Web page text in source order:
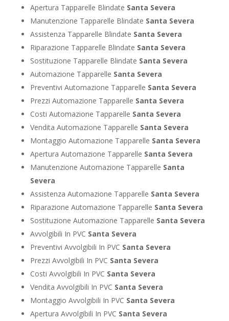
Apertura Tapparelle Blindate Santa Severa
Manutenzione Tapparelle Blindate Santa Severa
Assistenza Tapparelle Blindate Santa Severa
Riparazione Tapparelle Blindate Santa Severa
Sostituzione Tapparelle Blindate Santa Severa
Automazione Tapparelle Santa Severa
Preventivi Automazione Tapparelle Santa Severa
Prezzi Automazione Tapparelle Santa Severa
Costi Automazione Tapparelle Santa Severa
Vendita Automazione Tapparelle Santa Severa
Montaggio Automazione Tapparelle Santa Severa
Apertura Automazione Tapparelle Santa Severa
Manutenzione Automazione Tapparelle Santa
Severa
Assistenza Automazione Tapparelle Santa Severa
Riparazione Automazione Tapparelle Santa Severa
Sostituzione Automazione Tapparelle Santa Severa
Avvolgibili In PVC Santa Severa
Preventivi Avvolgibili In PVC Santa Severa
Prezzi Avvolgibili In PVC Santa Severa
Costi Avvolgibili In PVC Santa Severa
Vendita Avvolgibili In PVC Santa Severa
Montaggio Avvolgibili In PVC Santa Severa
Apertura Avvolgibili In PVC Santa Severa